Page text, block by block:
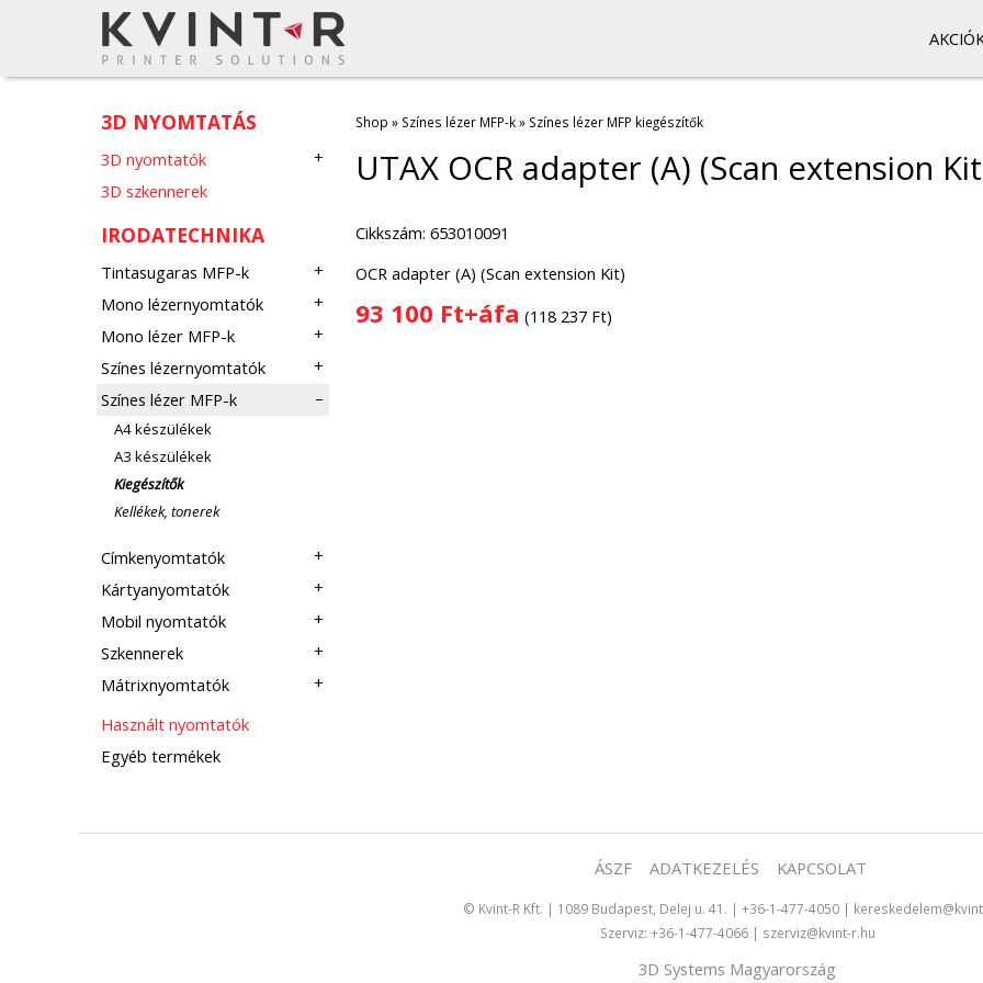
3D NYOMTATÁS
3D nyomtatók
3D szkennerek
IRODATECHNIKA
Tintasugaras MFP-k
Mono lézernyomtatók
Mono lézer MFP-k
Színes lézernyomtatók
Színes lézer MFP-k
A4 készülékek
A3 készülékek
Kiegészítők
Kellékek, tonerek
Címkenyomtatók
Kártyanyomtatók
Mobil nyomtatók
Szkennerek
Mátrixnyomtatók
Használt nyomtatók
Egyéb termékek
Shop » Színes lézer MFP-k» Színes lézer MFP kiegészítők
UTAX OCR adapter (A) (Scan extension
Cikkszám: 653010091
OCR adapter (A) (Scan extension Kit)
93 100 Ft+áfa (118 237 Ft)
ÁSZF ADATKEZELÉS KAPCSOLAT
© Kvint-R Kft. | 1089 Budapest, Delej u. 41. | +36-1-477-4050 |
Szerviz: +36-1-477-4066| szerviz@kvint-r.hu
3D Systems Magyarország